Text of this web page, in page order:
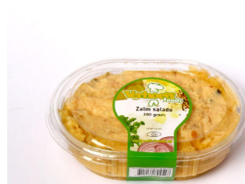
Zalmsalade 300 gram
Salades